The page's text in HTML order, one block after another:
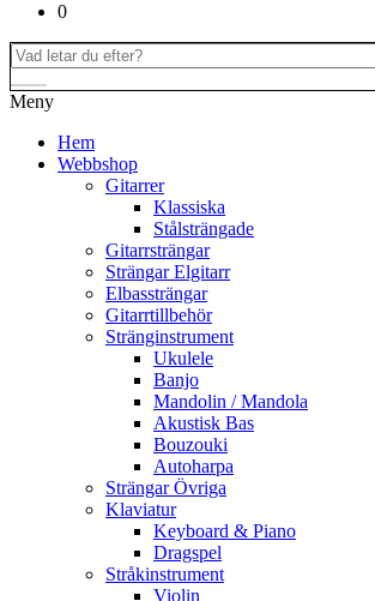
0
Meny
Hem
Webbshop
Gitarrer
Klassiska
Stålsträngade
Gitarrsträngar
Strängar Elgitarr
Elbassträngar
Gitarrtillbehör
Stränginstrument
Ukulele
Banjo
Mandolin / Mandola
Akustisk Bas
Bouzouki
Autoharpa
Strängar Övriga
Klaviatur
Keyboard & Piano
Dragspel
Stråkinstrument
Violin